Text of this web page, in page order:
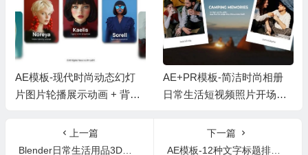
AE模板-现代时尚动态幻灯
片图片轮播展示动画 + 背景
AE+PR模板-简洁时尚相册
日常生活短视频照片开场片
上一篇
Blender日常生活用品3D建模实例视频教程
下一篇
AE模板-12种文字标题排版出入动画预设 Various Titles 03